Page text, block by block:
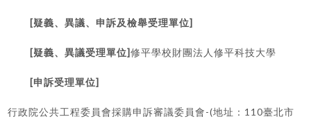
[疑義、異議、申訴及檢舉受理單位]
[疑義、異議受理單位]修平學校財團法人修平科技大學
[申訴受理單位]
行政院公共工程委員會採購申訴審議委員會 -(地址： 110臺北市